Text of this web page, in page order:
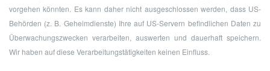
vorgehen könnten. Es kann daher nicht ausgeschlossen werden, dass US-
Behörden (z. B. Geheimdienste) Ihre auf US-Servern befindlichen Daten zu
Überwachungszwecken verarbeiten, auswerten und dauerhaft speichern.
Wir haben auf diese Verarbeitungstätigkeiten keinen Einfluss.